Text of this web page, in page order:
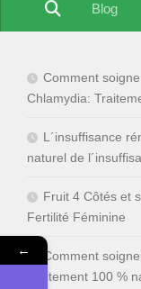
Blog
Comment
Chlamydia:
L´insuffisance
naturel de
Fruit 4 Côtés et
Fertilité Féminine
Comment
Traitement 100 %
←